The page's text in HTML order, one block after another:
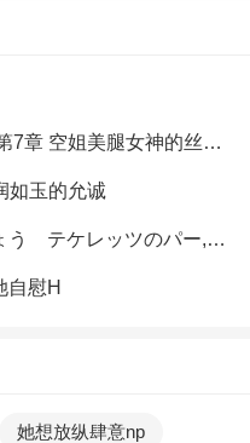
性感的美腿女神之乱伦绿帽,第7章 空姐美腿女神的丝袜足交
如玉的允诚
アジャラカモクレン ごじょう テケレッツのパー,【No. 42 Rube Goldberg Machine】十四
自慰H
她想放纵肆意np